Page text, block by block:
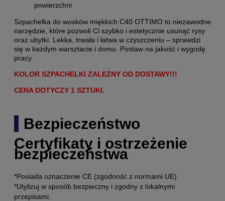
powierzchni
Szpachelka do wosków miękkich C40 OTTIMO to niezawodne
narzędzie, które pozwoli Ci szybko i estetycznie usunąć rysy
oraz ubytki. Lekka, trwała i łatwa w czyszczeniu – sprawdzi
się w każdym warsztacie i domu. Postaw na jakość i wygodę
pracy.
KOLOR SZPACHELKI ZALEŻNY OD DOSTAWY!!!
CENA DOTYCZY 1 SZTUKI.
Bezpieczeństwo
Certyfikaty i ostrzeżenie
bezpieczeństwa
*Posiada oznaczenie CE (zgodność z normami UE).
*Utylizuj w sposób bezpieczny i zgodny z lokalnymi
przepisami.